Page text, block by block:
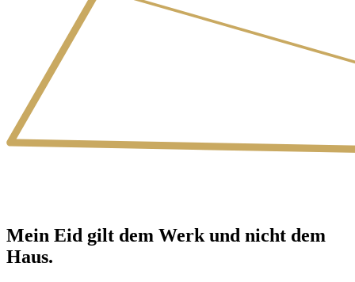
Mein Eid gilt dem Werk und nicht dem
Haus.